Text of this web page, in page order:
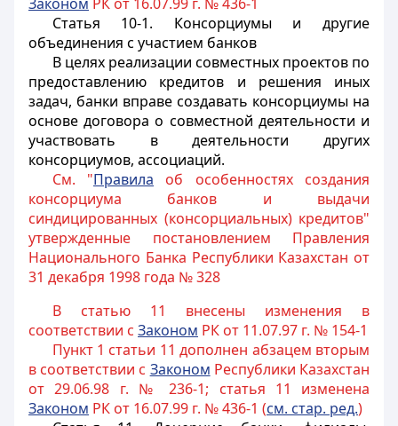
Статья 10-1. Консорциумы и другие
объединения с участием банков
В целях реализации совместных проектов по
предоставлению кредитов и решения иных
задач, банки вправе создавать консорциумы на
основе договора о совместной деятельности и
участвовать в деятельности других
консорциумов, ассоциаций.
См. "Правила об особенностях создания
консорциума банков и выдачи
синдицированных (консорциальных) кредитов"
утвержденные постановлением Правления
Национального Банка Республики Казахстан от
31 декабря 1998 года № 328
В статью 11 внесены изменения в
соответствии с Законом РК от 11.07.97 г. № 154-1
Пункт 1 статьи 11 дополнен абзацем вторым
в соответствии с Законом Республики Казахстан
от 29.06.98 г. № 236-1; статья 11 изменена
Законом РК от 16.07.99 г. № 436-1 (см. стар. ред.)